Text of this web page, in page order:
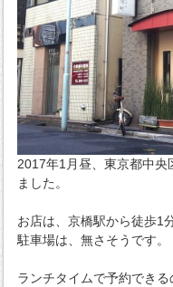
2017年1月昼、東京都中央
ました。
お店は、京橋駅から徒歩1
駐車場は、無さそうです。
ランチタイムで予約でき